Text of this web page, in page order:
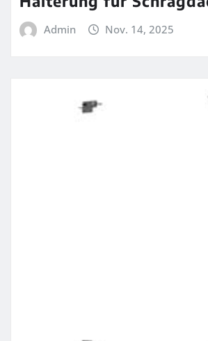
Admin Nov. 14, 2025